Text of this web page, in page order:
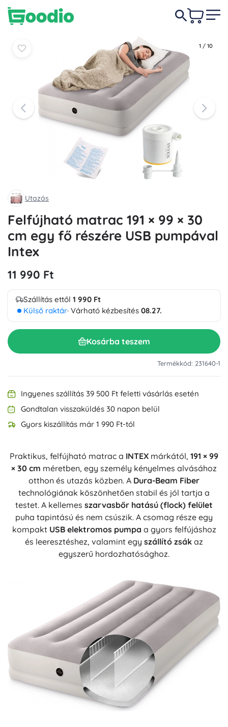
1 / 10
Utazás
Felfújható matrac 191 × 99 × 30
cm egy fő részére USB pumpával
Intex
11 990 Ft
Szállítás ettől 1 990 Ft
Külső raktár· Várható kézbesítés 08.27.
Kosárba teszem
Termékkód: 231640-1
Ingyenes szállítás 39 500 Ft feletti vásárlás esetén
Gondtalan visszaküldés 30 napon belül
Gyors kiszállítás már 1 990 Ft-tól
Praktikus, felfújható matrac a INTEX márkától, 191 × 99
× 30 cm méretben, egy személy kényelmes alvásához
otthon és utazás közben. A Dura-Beam Fiber
technológiának köszönhetően stabil és jól tartja a
testet. A kellemes szarvasbőr hatású (flock) felület
puha tapintású és nem csúszik. A csomag része egy
kompakt USB elektromos pumpa a gyors felfújáshoz
és leeresztéshez, valamint egy szállító zsák az
egyszerű hordozhatósághoz.
11 990 Ft Kosárba